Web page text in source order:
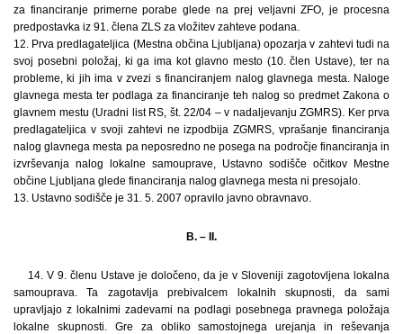
za financiranje primerne porabe glede na prej veljavni ZFO, je procesna
predpostavka iz 91. člena ZLS za vložitev zahteve podana.
12. Prva predlagateljica (Mestna občina Ljubljana) opozarja v zahtevi tudi na
svoj posebni položaj, ki ga ima kot glavno mesto (10. člen Ustave), ter na
probleme, ki jih ima v zvezi s financiranjem nalog glavnega mesta. Naloge
glavnega mesta ter podlaga za financiranje teh nalog so predmet Zakona o
glavnem mestu (Uradni list RS, št. 22/04 – v nadaljevanju ZGMRS). Ker prva
predlagateljica v svoji zahtevi ne izpodbija ZGMRS, vprašanje financiranja
nalog glavnega mesta pa neposredno ne posega na področje financiranja in
izvrševanja nalog lokalne samouprave, Ustavno sodišče očitkov Mestne
občine Ljubljana glede financiranja nalog glavnega mesta ni presojalo.
13. Ustavno sodišče je 31. 5. 2007 opravilo javno obravnavo.
B. – II.
14. V 9. členu Ustave je določeno, da je v Sloveniji zagotovljena lokalna
samouprava. Ta zagotavlja prebivalcem lokalnih skupnosti, da sami
upravljajo z lokalnimi zadevami na podlagi posebnega pravnega položaja
lokalne skupnosti. Gre za obliko samostojnega urejanja in reševanja